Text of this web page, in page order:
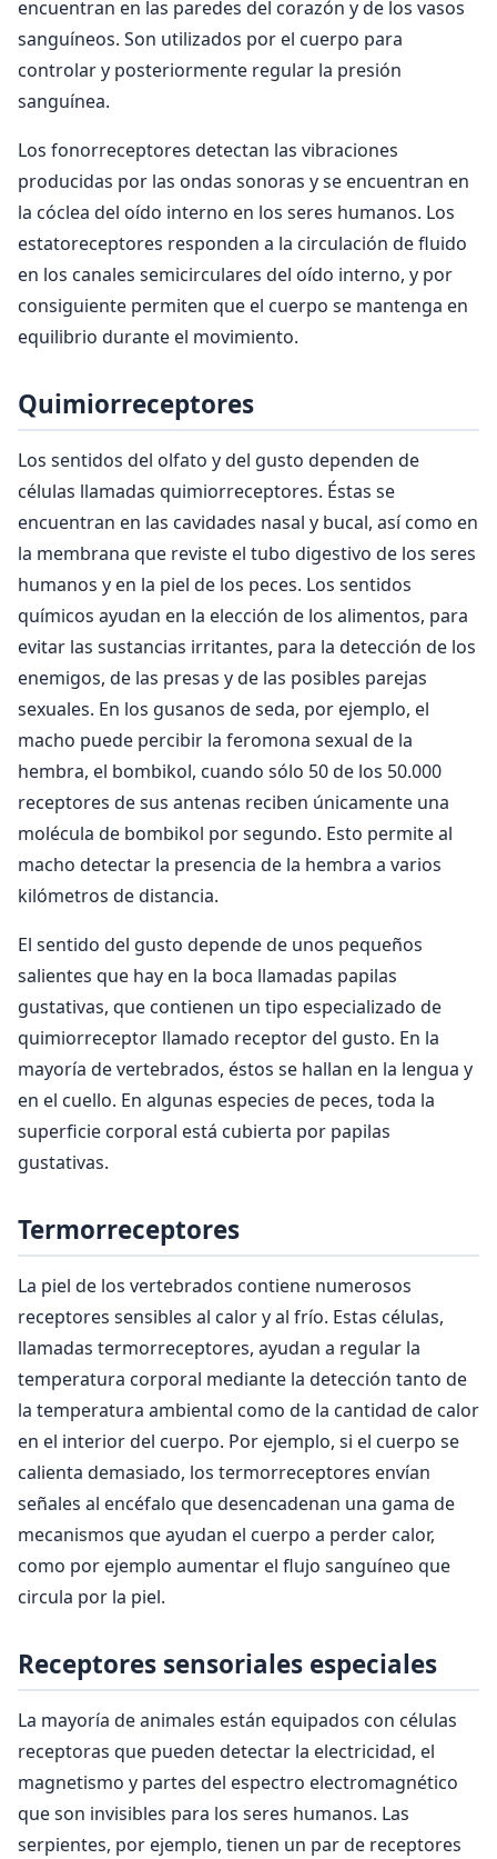
encuentran en las paredes del corazón y de los vasos
sanguíneos. Son utilizados por el cuerpo para
controlar y posteriormente regular la presión
sanguínea.
Los fonorreceptores detectan las vibraciones
producidas por las ondas sonoras y se encuentran en
la cóclea del oído interno en los seres humanos. Los
estatoreceptores responden a la circulación de fluido
en los canales semicirculares del oído interno, y por
consiguiente permiten que el cuerpo se mantenga en
equilibrio durante el movimiento.
Quimiorreceptores
Los sentidos del olfato y del gusto dependen de
células llamadas quimiorreceptores. Éstas se
encuentran en las cavidades nasal y bucal, así como en
la membrana que reviste el tubo digestivo de los seres
humanos y en la piel de los peces. Los sentidos
químicos ayudan en la elección de los alimentos, para
evitar las sustancias irritantes, para la detección de los
enemigos, de las presas y de las posibles parejas
sexuales. En los gusanos de seda, por ejemplo, el
macho puede percibir la feromona sexual de la
hembra, el bombikol, cuando sólo 50 de los 50.000
receptores de sus antenas reciben únicamente una
molécula de bombikol por segundo. Esto permite al
macho detectar la presencia de la hembra a varios
kilómetros de distancia.
El sentido del gusto depende de unos pequeños
salientes que hay en la boca llamadas papilas
gustativas, que contienen un tipo especializado de
quimiorreceptor llamado receptor del gusto. En la
mayoría de vertebrados, éstos se hallan en la lengua y
en el cuello. En algunas especies de peces, toda la
superficie corporal está cubierta por papilas
gustativas.
Termorreceptores
La piel de los vertebrados contiene numerosos
receptores sensibles al calor y al frío. Estas células,
llamadas termorreceptores, ayudan a regular la
temperatura corporal mediante la detección tanto de
la temperatura ambiental como de la cantidad de calor
en el interior del cuerpo. Por ejemplo, si el cuerpo se
calienta demasiado, los termorreceptores envían
señales al encéfalo que desencadenan una gama de
mecanismos que ayudan el cuerpo a perder calor,
como por ejemplo aumentar el flujo sanguíneo que
circula por la piel.
Receptores sensoriales especiales
La mayoría de animales están equipados con células
receptoras que pueden detectar la electricidad, el
magnetismo y partes del espectro electromagnético
que son invisibles para los seres humanos. Las
serpientes, por ejemplo, tienen un par de receptores